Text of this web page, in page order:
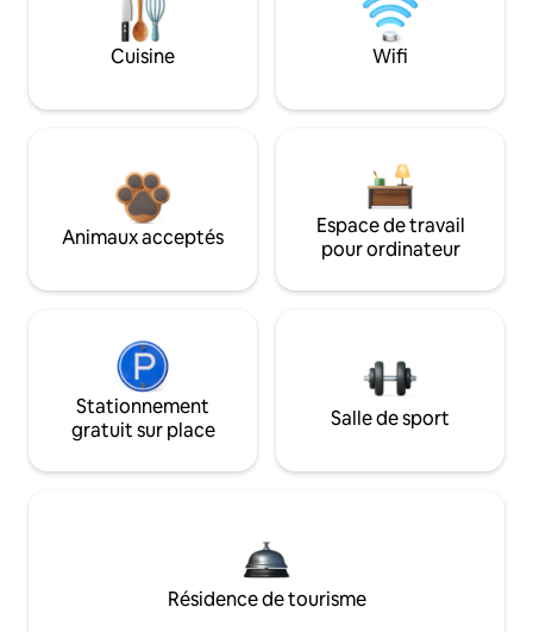
Cuisine Wifi
Animaux acceptés
Espace de travail
pour ordinateur
Stationnement
gratuit sur place
Salle de sport
Résidence de tourisme